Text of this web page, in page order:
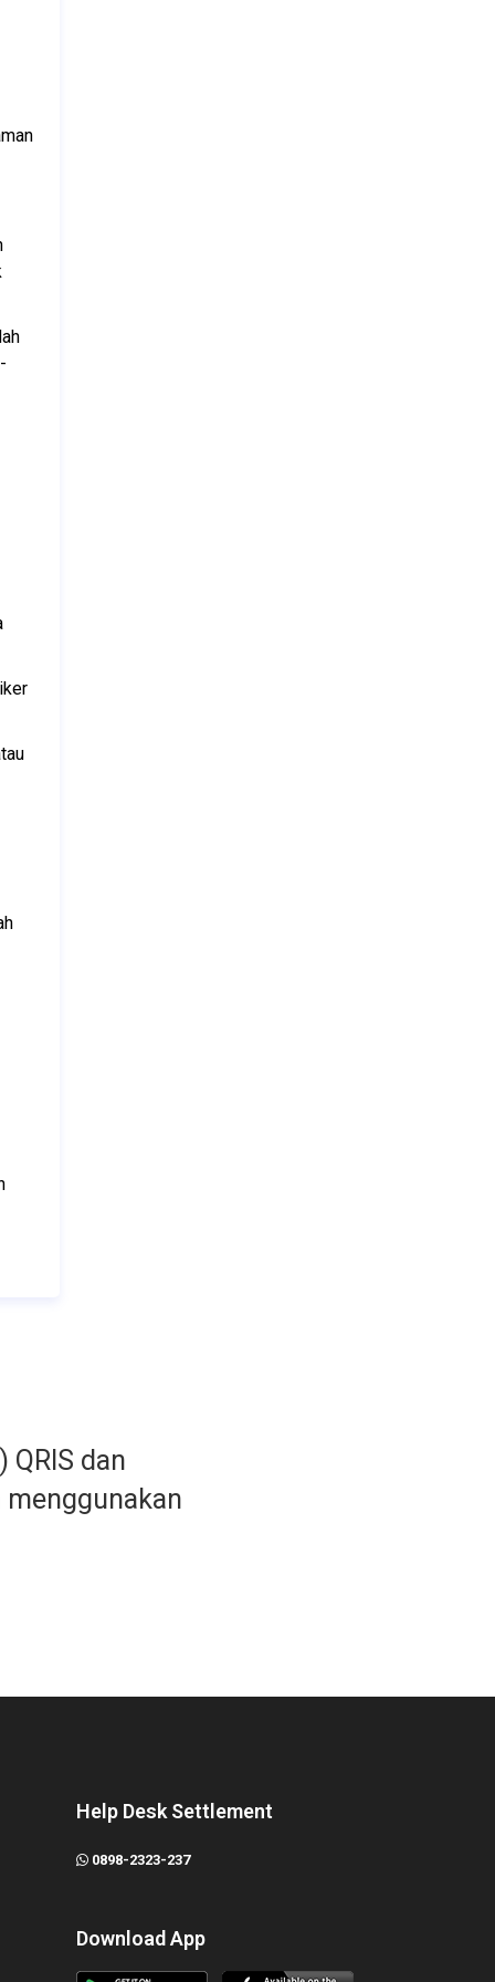
dan
Help Desk Settlement
0898-2323-237
Download App